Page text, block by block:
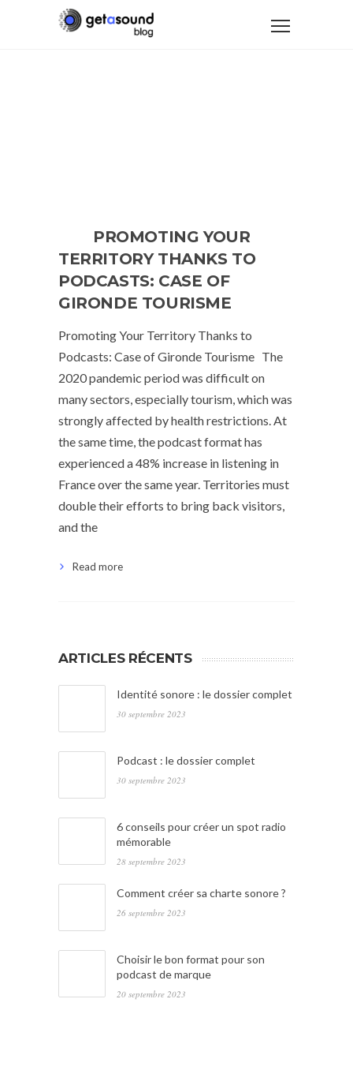
PROMOTING YOUR
TERRITORY THANKS TO
PODCASTS: CASE OF
GIRONDE TOURISME
Promoting Your Territory Thanks to
Podcasts: Case of Gironde Tourisme The
2020 pandemic period was difficult on
many sectors, especially tourism, which was
strongly affected by health restrictions. At
the same time, the podcast format has
experienced a 48% increase in listening in
France over the same year. Territories must
double their efforts to bring back visitors,
and the
Read more
ARTICLES RÉCENTS
Identité sonore : le dossier complet
30 septembre 2023
Podcast : le dossier complet
30 septembre 2023
6 conseils pour créer un spot radio
mémorable
28 septembre 2023
Comment créer sa charte sonore ?
26 septembre 2023
Choisir le bon format pour son
podcast de marque
20 septembre 2023